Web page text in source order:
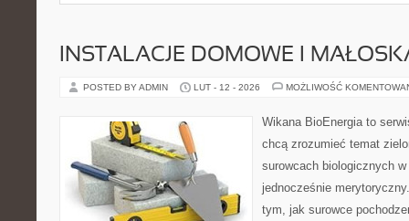
INSTALACJE DOMOWE I
POSTED BY ADMIN LUT - 12 - 2026 MOŻLIWOŚĆ
Wikana BioEnergia to
chcą zrozumieć temat
surowcach biologicznych
jednocześnie
tym, jak surowce